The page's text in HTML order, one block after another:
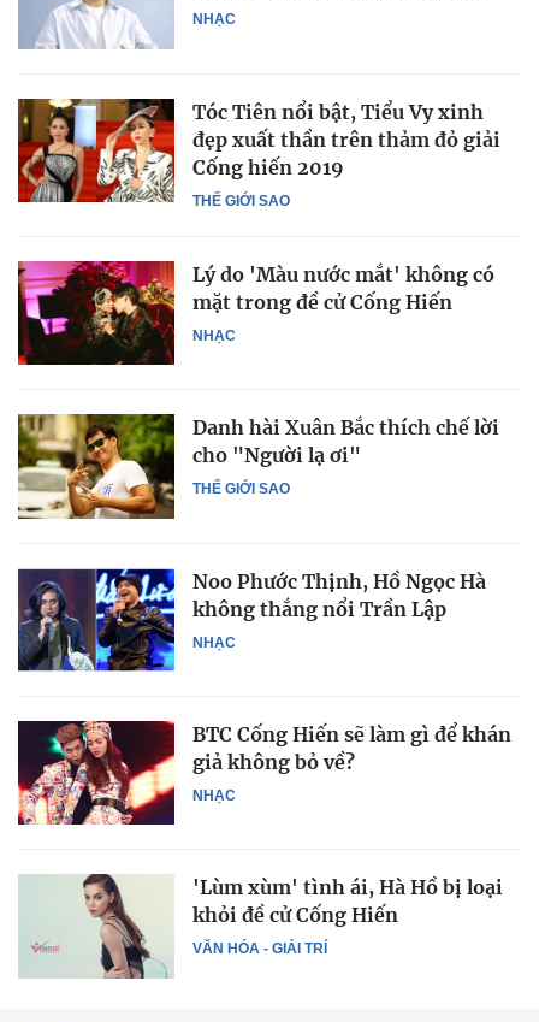
NHẠC
THẾ GIỚI SAO
Tóc Tiên nổi bật, Tiểu Vy xinh
đẹp xuất thần trên thảm đỏ giải
Cống hiến 2019
NHẠC
Lý do 'Màu nước mắt' không có
mặt trong đề cử Cống Hiến
THẾ GIỚI SAO
Danh hài Xuân Bắc thích chế lời
cho "Người lạ ơi"
NHẠC
Noo Phước Thịnh, Hồ Ngọc Hà
không thắng nổi Trần Lập
NHẠC
BTC Cống Hiến sẽ làm gì để khán
giả không bỏ về?
VĂN HÓA - GIẢI TRÍ
'Lùm xùm' tình ái, Hà Hồ bị loại
khỏi đề cử Cống Hiến